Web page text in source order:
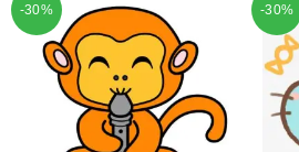
-30% -30%